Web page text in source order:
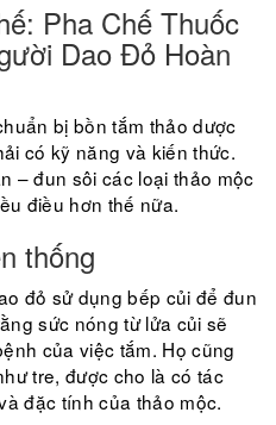
Pha Chế Thuốc
Dao Đỏ Hoàn
bị bồn tắm thảo dược
có kỹ năng và kiến ​​thức.
– đun sôi các loại thảo mộc
điều hơn thế nữa.
thống
đỏ sử dụng bếp củi để đun
sức nóng từ lửa củi sẽ
của việc tắm. Họ cũng
tre, được cho là có tác
đặc tính của thảo mộc.